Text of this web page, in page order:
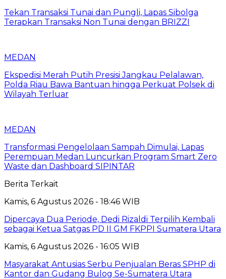
Tekan Transaksi Tunai dan Pungli, Lapas Sibolga
Terapkan Transaksi Non Tunai dengan BRIZZI
MEDAN
Ekspedisi Merah Putih Presisi Jangkau Pelalawan,
Polda Riau Bawa Bantuan hingga Perkuat Polsek di
Wilayah Terluar
MEDAN
Transformasi Pengelolaan Sampah Dimulai, Lapas
Perempuan Medan Luncurkan Program Smart Zero
Waste dan Dashboard SIPINTAR
Berita Terkait
Kamis, 6 Agustus 2026 - 18:46 WIB
Dipercaya Dua Periode, Dedi Rizaldi Terpilih Kembali
sebagai Ketua Satgas PD II GM FKPPI Sumatera Utara
Kamis, 6 Agustus 2026 - 16:05 WIB
Masyarakat Antusias Serbu Penjualan Beras SPHP di
Kantor dan Gudang Bulog Se-Sumatera Utara